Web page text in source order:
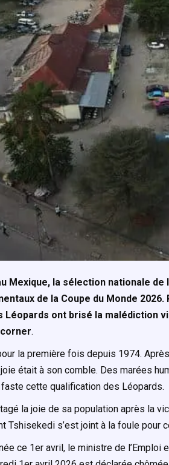
Mexique, la sélection nationale de
de la Coupe du Monde
Léopards ont brisé la malédiction
.
la première fois depuis 1974.
était à son comble. Des marées
cette qualification des Léopards.
la joie de sa population après la
Tshisekedi s’est joint à la foule pour
ce 1er avril, le ministre de l’Emploi